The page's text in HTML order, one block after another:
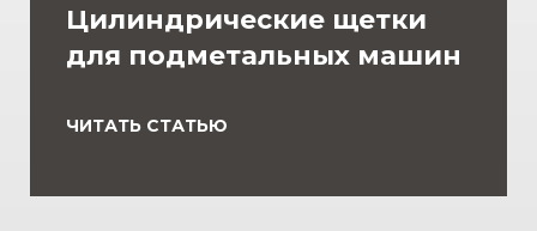
Цилиндрические щетки
для подметальных машин
ЧИТАТЬ СТАТЬЮ